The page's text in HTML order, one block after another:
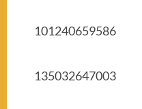
101240659586
135032647003